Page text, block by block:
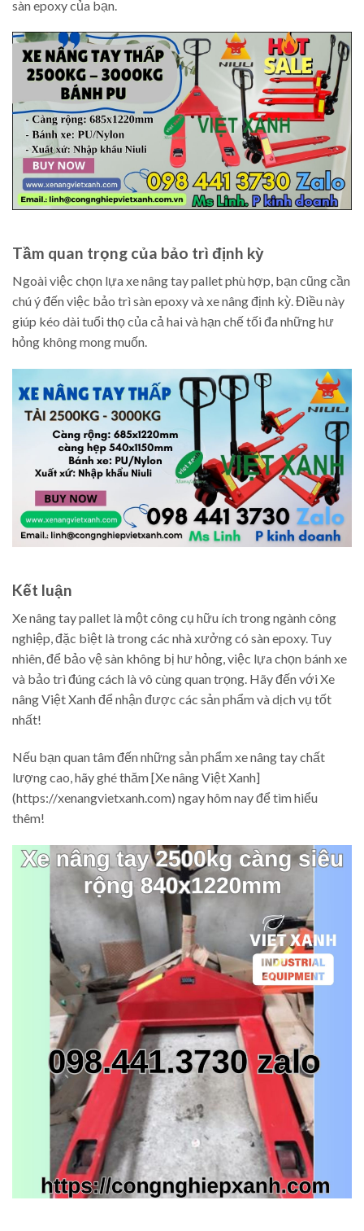
sàn epoxy của bạn.
Tầm quan trọng của bảo trì định kỳ
Ngoài việc chọn lựa xe nâng tay pallet phù hợp, bạn cũng cần
chú ý đến việc bảo trì sàn epoxy và xe nâng định kỳ. Điều này
giúp kéo dài tuổi thọ của cả hai và hạn chế tối đa những hư
hỏng không mong muốn.
Kết luận
Xe nâng tay pallet là một công cụ hữu ích trong ngành công
nghiệp, đặc biệt là trong các nhà xưởng có sàn epoxy. Tuy
nhiên, để bảo vệ sàn không bị hư hỏng, việc lựa chọn bánh xe
và bảo trì đúng cách là vô cùng quan trọng. Hãy đến với Xe
nâng Việt Xanh để nhận được các sản phẩm và dịch vụ tốt
nhất!
Nếu bạn quan tâm đến những sản phẩm xe nâng tay chất
lượng cao, hãy ghé thăm [Xe nâng Việt Xanh]
(https://xenangvietxanh.com) ngay hôm nay để tìm hiểu
thêm!